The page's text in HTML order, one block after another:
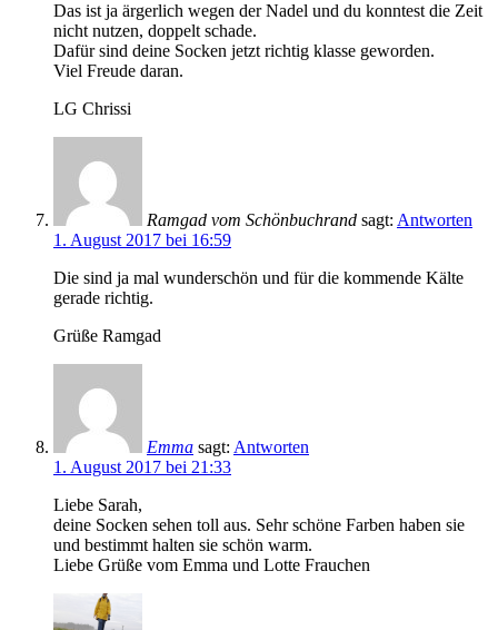
Das ist ja ärgerlich wegen der Nadel und du konntest die Zeit
nicht nutzen, doppelt schade.
Dafür sind deine Socken jetzt richtig klasse geworden.
Viel Freude daran.
LG Chrissi
Ramgad vom Schönbuchrand sagt: Antworten
1. August 2017 bei 16:59
Die sind ja mal wunderschön und für die kommende Kälte
gerade richtig.
Grüße Ramgad
Emma sagt: Antworten
1. August 2017 bei 21:33
Liebe Sarah,
deine Socken sehen toll aus. Sehr schöne Farben haben sie
und bestimmt halten sie schön warm.
Liebe Grüße vom Emma und Lotte Frauchen